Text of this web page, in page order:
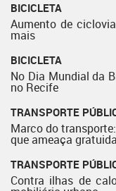
BICICLETA
Aumento de
mais
BICICLETA
No Dia Mundial da
no Recife
TRANSPORTE
Marco do
que ameaça
TRANSPORTE
Contra ilhas de